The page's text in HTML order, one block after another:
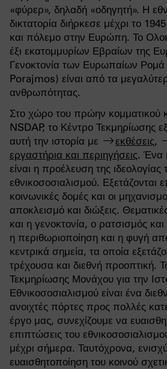
«φύρερ», δηλαδή «οδηγητή». Η
δικτατορία διήρκεσε μέχρι το
και πόλεμο στην Ευρώπη. Το
έξι εκατομμυρίων Εβραίων της
Γενοκτονία των Ευρωπαίων
Porajmos) είναι από τα
ανθρωπότητας.
Στο χώρο του πρώην κομματικού
NSDAP, το Κέντρο Τεκμηρίωσης
αυτή την ιστορία με
εκθέσεις,
εργαστήρια και περιηγήσεις. Ένα
είναι η προέλευση της ιδεολογίας
εθνικοσοσιαλισμού. Εξετάζονται
κοινωνικές δομές και οι
αποκλεισμό και διώξεις.
και η γενοκτονία, ο ρατσισμός και
η περιθωριοποίηση και η φυγή
κεντρικά σημεία, τα οποία
τρέχουσα και διεθνή προοπτική.
Τεκμηρίωσης Μονάχου για την
Εθνικοσοσιαλισμού είναι ένα
ανοιχτές πόρτες προς πολλές
έργο μας, συνεχίζουμε να
επιπτώσεις του
μέχρι σήμερα. Ταυτόχρονα,
ευαισθητοποίηση του κοινού